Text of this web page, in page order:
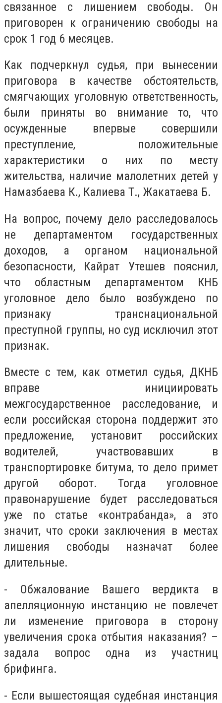
связанное с лишением свободы. Он
приговорен к ограничению свободы на
срок 1 год 6 месяцев.
Как подчеркнул судья, при вынесении
приговора в качестве обстоятельств,
смягчающих уголовную ответственность,
были приняты во внимание то, что
осужденные впервые совершили
преступление, положительные
характеристики о них по месту
жительства, наличие малолетних детей у
Намазбаева К., Калиева Т., Жакатаева Б.
На вопрос, почему дело расследовалось
не департаментом государственных
доходов, а органом национальной
безопасности, Кайрат Утешев пояснил,
что областным департаментом КНБ
уголовное дело было возбуждено по
признаку транснациональной
преступной группы, но суд исключил этот
признак.
Вместе с тем, как отметил судья, ДКНБ
вправе инициировать
межгосударственное расследование, и
если российская сторона поддержит это
предложение, установит российских
водителей, участвовавших в
транспортировке битума, то дело примет
другой оборот. Тогда уголовное
правонарушение будет расследоваться
уже по статье «контрабанда», а это
значит, что сроки заключения в местах
лишения свободы назначат более
длительные.
- Обжалование Вашего вердикта в
апелляционную инстанцию не повлечет
ли изменение приговора в сторону
увеличения срока отбытия наказания? –
задала вопрос одна из участниц
брифинга.
- Если вышестоящая судебная инстанция